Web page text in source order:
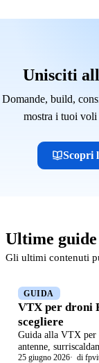
Unisciti
Domande, build,
mostra i tuoi voli
Scopri
Ultime
Gli ultimi contenuti
GUIDA
VTX per droni
scegliere
Guida alla VTX per
antenne,
25 giugno 2026 di